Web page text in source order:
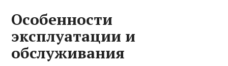
Особенности
эксплуатации и
обслуживания